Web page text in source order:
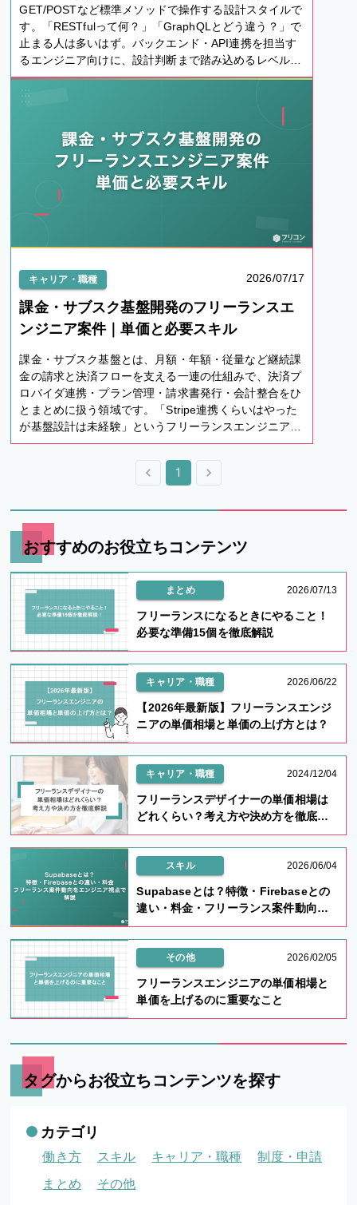
GET/POSTなど標準メソッドで操作する設計スタイルで
す。「RESTfulって何？」「GraphQLとどう違う？」で
止まる人は多いはず。バックエンド・API連携を担当す
るエンジニア向けに、設計判断まで踏み込めるレベルで
整理します。
キャリア・職種 2026/07/17
課金・サブスク基盤開発のフリーランスエ
ンジニア案件｜単価と必要スキル
課金・サブスク基盤とは、月額・年額・従量など継続課
金の請求と決済フローを支える一連の仕組みで、決済プ
ロバイダ連携・プラン管理・請求書発行・会計整合をひ
とまとめに扱う領域です。「Stripe連携くらいはやった
が基盤設計は未経験」というフリーランスエンジニアに
向け、案件動向・求められるスキル・単価目安と、実務
でつまずきやすい論点まで、公開案件観測ベースで整理
1
おすすめのお役立ちコンテンツ
まとめ 2026/07/13
フリーランスになるときにやること！
必要な準備15個を徹底解説
キャリア・職種 2026/06/22
【2026年最新版】フリーランスエンジ
ニアの単価相場と単価の上げ方とは？
キャリア・職種 2024/12/04
フリーランスデザイナーの単価相場は
どれくらい？考え方や決め方を徹底解
説
スキル 2026/06/04
Supabaseとは？特徴・Firebaseとの
違い・料金・フリーランス案件動向を
エンジニア視点で解説
その他 2026/02/05
フリーランスエンジニアの単価相場と
単価を上げるのに重要なこと
タグからお役立ちコンテンツを探す
カテゴリ
働き方 スキル キャリア・職種
制度・申請
まとめ
その他